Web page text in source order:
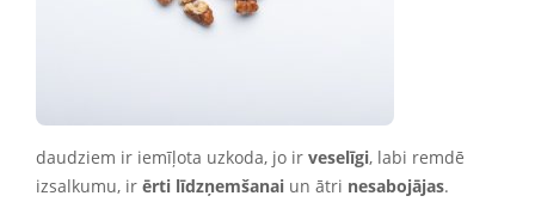
daudziem ir iemīļota uzkoda, jo ir veselīgi, labi remdē
izsalkumu, ir ērti līdzņemšanai un ātri nesabojājas.